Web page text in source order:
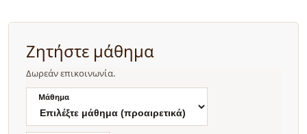
Ζητήστε μάθημα
Δωρεάν επικοινωνία.
Μάθημα